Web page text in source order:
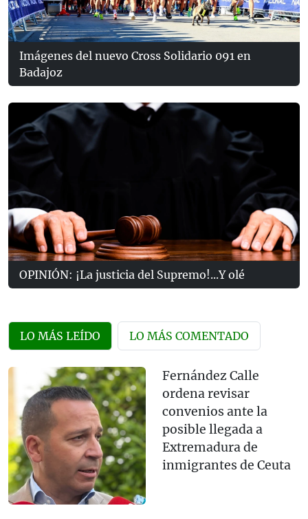
Imágenes del nuevo Cross Solidario 091 en
Badajoz
OPINIÓN: ¡La justicia del Supremo!...Y olé
LO MÁS LEÍDO LO MÁS COMENTADO
Fernández Calle
ordena revisar
convenios ante la
posible llegada a
Extremadura de
inmigrantes de Ceuta